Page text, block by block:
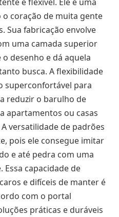
coração de muita gente
Sua fabricação envolve
uma camada superior
desenho e dá aquela
busca. A flexibilidade
superconfortável para
reduzir o barulho de
apartamentos ou casas
versatilidade de padrões
pois ele consegue imitar
e até pedra com uma
capacidade de
e difíceis de manter é
com o portal
práticas e duráveis